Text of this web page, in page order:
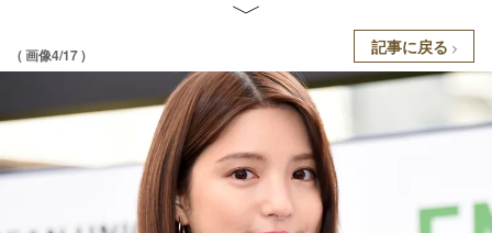
( 画像4/17 ) 記事に戻る